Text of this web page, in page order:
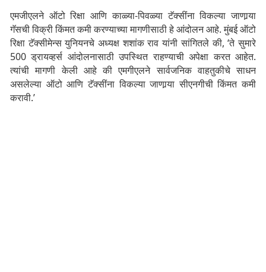
एमजीएलने ऑटो रिक्षा आणि काळ्या-पिवळ्या टॅक्सींना विकल्या जाणार्‍या
गॅसची विक्री किंमत कमी करण्याच्या मागणीसाठी हे आंदोलन आहे. मुंबई ऑटो
रिक्षा टॅक्सीमेन्स युनियनचे अध्यक्ष शशांक राव यांनी सांगितले की, ‘ते सुमारे
500 ड्रायव्हर्स आंदोलनासाठी उपस्थित राहण्याची अपेक्षा करत आहेत.
त्यांची मागणी केली आहे की एमगीएलने सार्वजनिक वाहतुकीचे साधन
असलेल्या ऑटो आणि टॅक्सींना विकल्या जाणार्‍या सीएनगीची किंमत कमी
करावी.’